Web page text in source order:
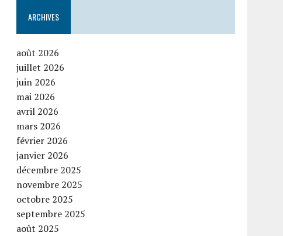
ARCHIVES
août 2026
juillet 2026
juin 2026
mai 2026
avril 2026
mars 2026
février 2026
janvier 2026
décembre 2025
novembre 2025
octobre 2025
septembre 2025
août 2025